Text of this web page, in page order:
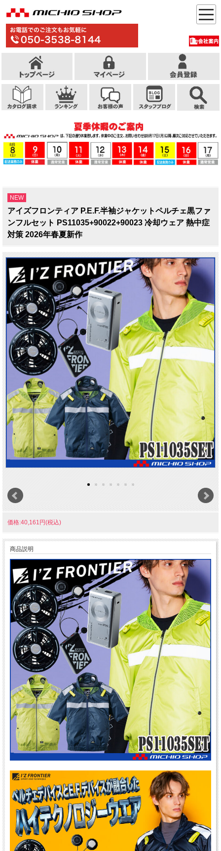
NEW
アイズフロンティア P.E.F.半袖ジャケットペルチェ黒ファ
ンフルセット PS11035+90022+90023 冷却ウェア 熱中症
対策 2026年春夏新作
価格:40,161円(税込)
商品説明